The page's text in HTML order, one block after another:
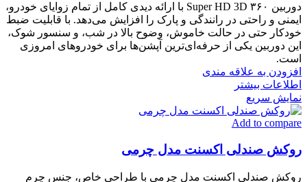
دوربین ۳۶۰ Super HD 3D با ارائه دیدی کامل از تمام زوایای خودرو،
ایمنی و راحتی در رانندگی و پارک را افزایش می‌دهد. با قابلیت ضبط
خودکار حتی در حالت خاموش، وضوح بالا در شب، و سنسور شوک،
این دوربین یکی از حرفه‌ای‌ترین آپشن‌ها برای خودروهای امروزی
است.
افزودن به علاقه مندی
اطلاعات بیشتر
نمایش سریع
Add to compare
روکش صندلی اکسنت مدل چرمی
روکش صندلی اکسنت مدل چرمی با طراحی خاص، جنس چرم